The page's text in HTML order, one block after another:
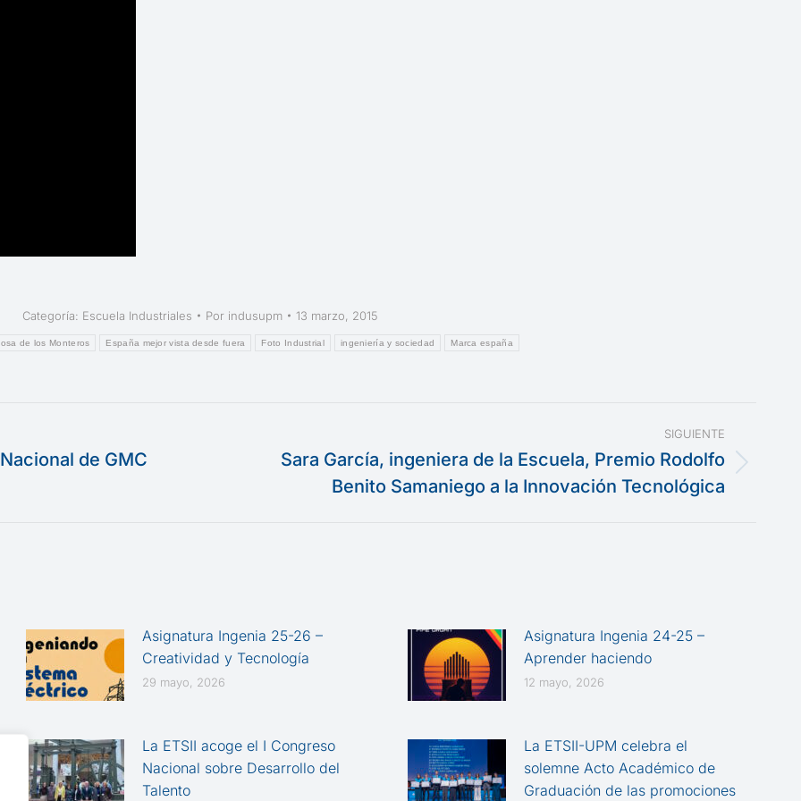
Categoría: Escuela Industriales Por indusupm
13 marzo, 2015
de los Monteros España mejor vista desde fuera Foto Industrial ingeniería y sociedad Marca españa
de GMC
SIGUIENTE
Publicación
Sara García, ingeniera de la Escuela, Premio Rodolfo
Benito Samaniego a la Innovación Tecnológica
Asignatura Ingenia 25-26 –
Creatividad y Tecnología
29 mayo, 2026
Asignatura Ingenia 24-25 –
Aprender haciendo
12 mayo, 2026
La ETSII acoge el I Congreso
Nacional sobre Desarrollo del
Talento
La ETSII-UPM celebra el
solemne Acto Académico de
Graduación de las promociones